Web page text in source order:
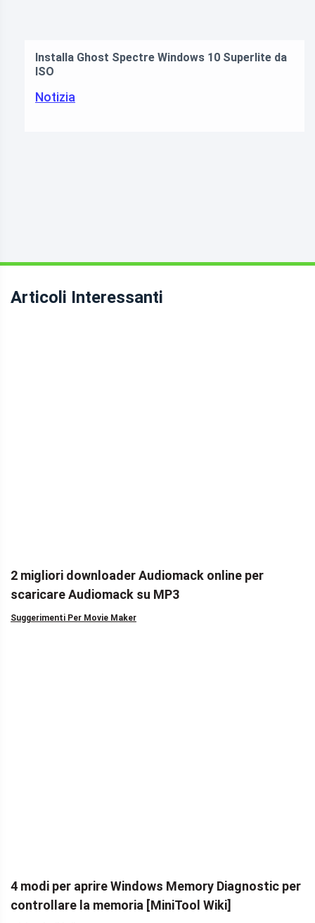
Installa Ghost Spectre Windows 10 Superlite da
ISO
Notizia
Articoli Interessanti
2 migliori downloader Audiomack online per
scaricare Audiomack su MP3
Suggerimenti Per Movie Maker
4 modi per aprire Windows Memory Diagnostic per
controllare la memoria [MiniTool Wiki]